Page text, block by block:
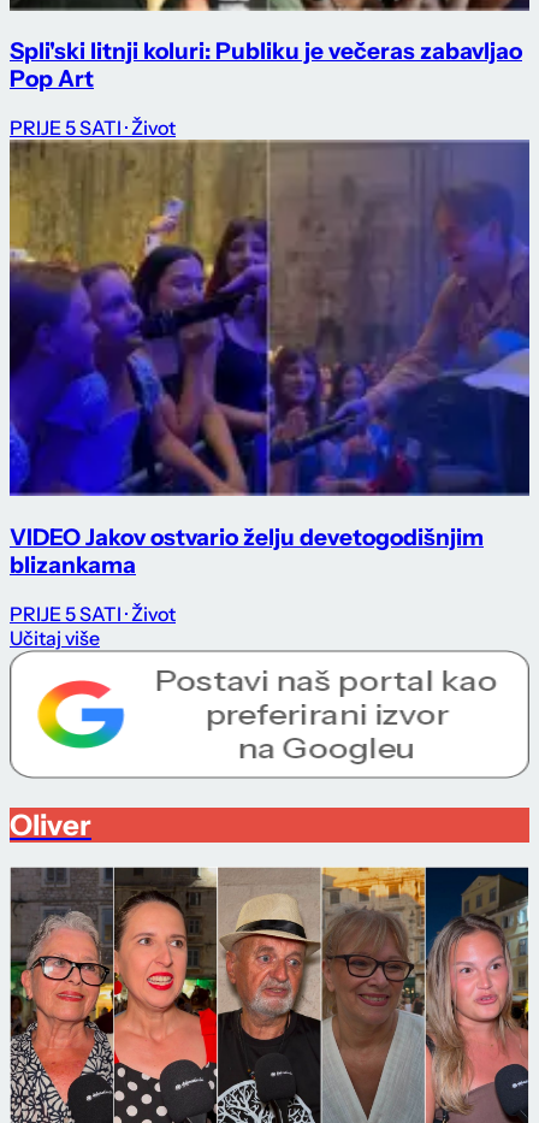
Spli'ski litnji koluri: Publiku je večeras zabavljao
Pop Art
PRIJE 5 SATI · Život
VIDEO Jakov ostvario želju devetogodišnjim
blizankama
PRIJE 5 SATI · Život
Učitaj više
Oliver